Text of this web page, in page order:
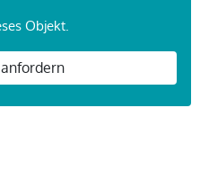
Objekt.